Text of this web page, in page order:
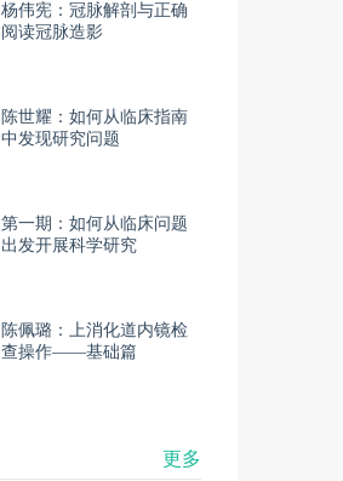
杨伟宪：冠脉解剖与正确
阅读冠脉造影
陈世耀：如何从临床指南
中发现研究问题
第一期：如何从临床问题
出发开展科学研究
陈佩璐：上消化道内镜检
查操作——基础篇
更多